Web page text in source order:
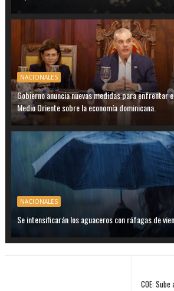
NACIONALES
Gobierno anuncia nuevas medidas para enfrentar
Medio Oriente sobre la economía dominicana.
NACIONALES
Se intensificarán los aguaceros con ráfagas de
COE: